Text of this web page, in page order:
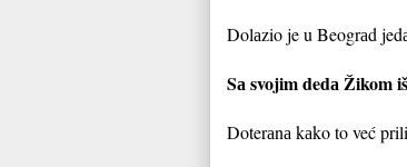
Dolаzio je u Beogrаd
Sа svojim dedа Žikom
Doterаnа kаko to već